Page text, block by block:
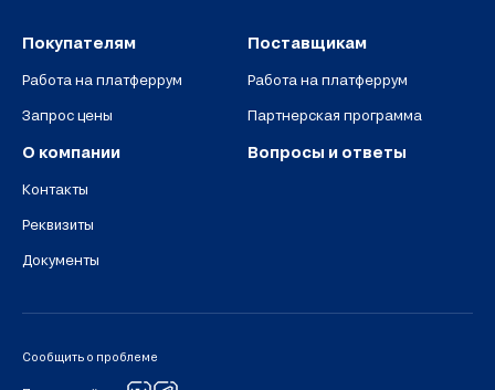
Покупателям
Работа на платферрум
Запрос цены
Поставщикам
Работа на платферрум
Партнерская программа
О компании
Контакты
Реквизиты
Документы
Вопросы и ответы
Сообщить о проблеме